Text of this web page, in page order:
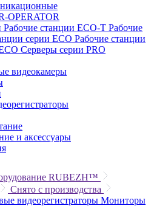
OPERATOR
Рабочие станции ECO-T Рабочие
серии ECO Рабочие станции
Серверы серии PRO
видеокамеры
и аксессуары
RUBEZH™
Снято с производства
видеорегистраторы Мониторы